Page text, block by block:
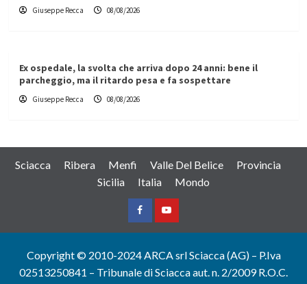
Giuseppe Recca 08/08/2026
Ex ospedale, la svolta che arriva dopo 24 anni: bene il
parcheggio, ma il ritardo pesa e fa sospettare
Giuseppe Recca 08/08/2026
Sciacca Ribera Menfi Valle Del Belice
Provincia
Sicilia
Italia Mondo
FacebookYountube
Copyright © 2010-2024 ARCA srl Sciacca (AG) – P.Iva
02513250841 – Tribunale di Sciacca aut. n. 2/2009 R.O.C.